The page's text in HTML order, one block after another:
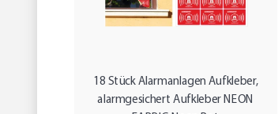
18 Stück Alarmanlagen Aufkleber,
alarmgesichert Aufkleber NEON